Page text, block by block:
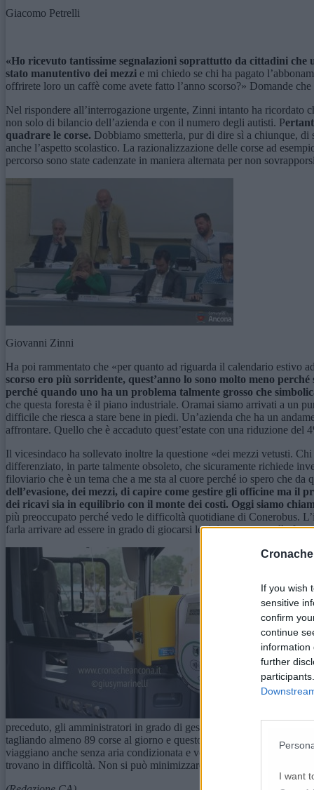
If you wish
sensitive
confirm
continue
information
further
I want
Giacomo Petrelli
«Ho ricevuto tantissime segnalazioni soprattutto da cittadini
stato manutentivo dei mezzi e mi chiedo se chi ha pagato
offrirete loro un caffè come avete fatto l’anno scorso?» Domande
Nel rispondere all’interrogazione urgente, Zinni intanto ha ricordato
non solo di bilancio dell’azienda e con il numero degli autisti. P
quadrare le corse. Dobbiamo smetterla, pur di dire sì a chiunque,
anche l’aspetto scolastico. La razionalizzazione delle corse ad
percorso sono state cadenzate in maniera alternata per non
Giovanni Zinni
Ha poi rammentato che «per quanto ad riguarda il calendario estivo
scorso ero più sorridente, quest’anno lo sono molto meno
perché quando uno ha un problema talmente grosso che
che questa foresta è il piano industriale. Oramai siamo arrivati a un
difficile che riesca a stare bene in piedi. Un’azienda che ha un
affrontare. Quello che è accaduto quest’estate con una riduzione
Il vicesindaco ha sollevato inoltre la questione «dei mezzi vetusti.
differenziato, in parte talmente obsoleto, che sicuramente richiede
filoviario che è un tema che a me sta al cuore perché io spero che
dell’evasione, dei mezzi, di capire come gestire gli officine ma il
dei ricavi sia in equilibrio con il monte dei costi. Oggi siamo
più preoccupato perché vedo le difficoltà quotidiane di Conerobus.
farla arrivare ad essere in grado di giocarsi legittimamente quella
preceduto, gli amministratori in grado di gestire la complessità dei
tagliando almeno 89 corse al giorno e questo impatta sul fatto che i
viaggiano anche senza aria condizionata e volte con i finestrini rotti
trovano in difficoltà. Non si può minimizzare sul fatto che 600 corse